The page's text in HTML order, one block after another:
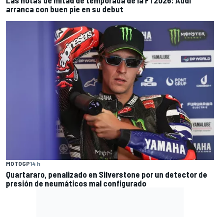
arranca con buen pie en su debut
MOTOGP14 h
Quartararo, penalizado en Silverstone por un detector de
presión de neumáticos mal configurado